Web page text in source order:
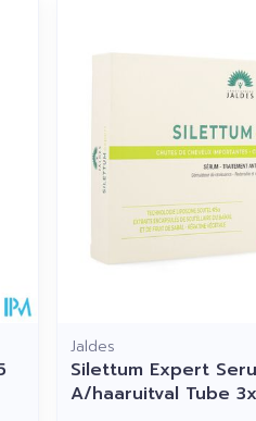
aan te passen.
Jaldes
Silettum Expert
A/haaruitval Tube